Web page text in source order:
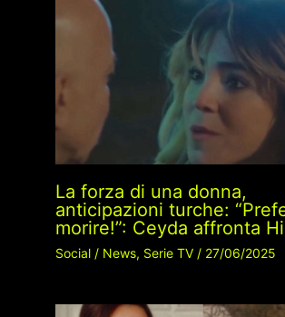
La forza di una donna,
anticipazioni turche:
morire!”: Ceyda affronta
Social/ News, Serie TV/ 27/06/2025